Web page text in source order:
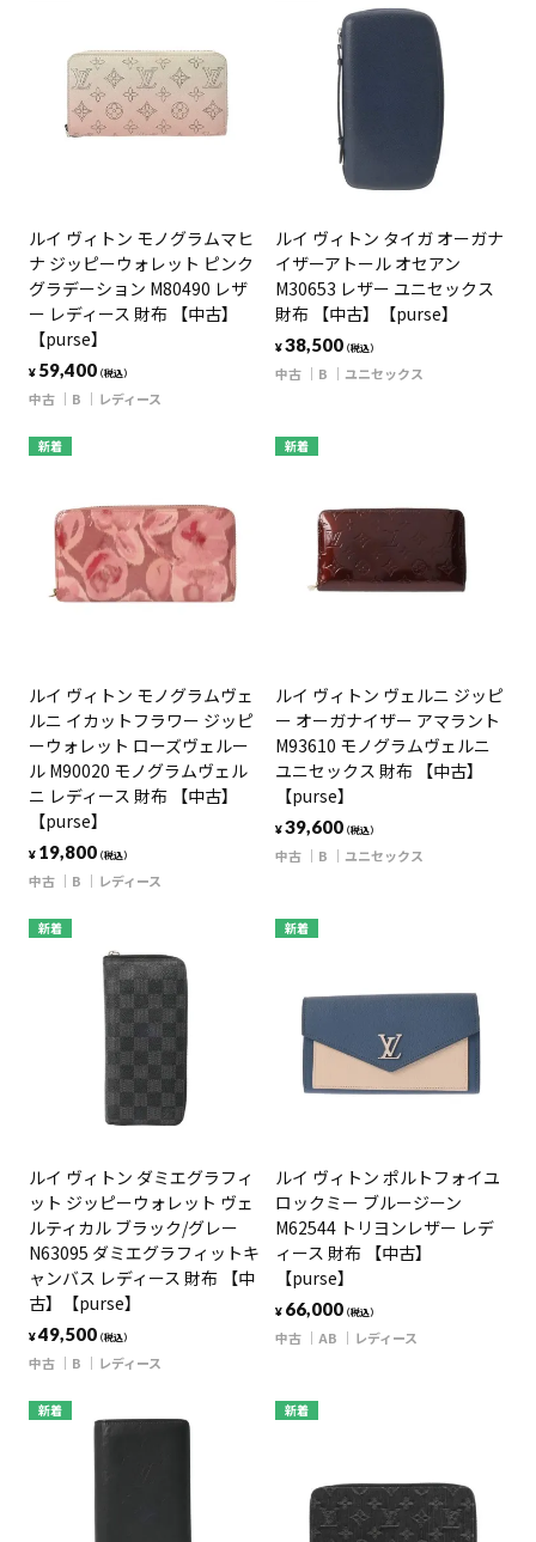
ルイ ヴィトン モノグラムマヒ
ナ ジッピーウォレット ピンク
グラデーション M80490 レザ
ー レディース 財布 【中古】
【purse】
¥ 59,400（税込）
中古 B レディース
ルイ ヴィトン タイガ オーガナ
イザーアトール オセアン
M30653 レザー ユニセックス
財布 【中古】【purse】
¥38,500（税込）
中古 B ユニセックス
新着
ルイ ヴィトン モノグラムヴェ
ルニ イカットフラワー ジッピ
ーウォレット ローズヴェルー
ル M90020 モノグラムヴェル
ニ レディース 財布 【中古】
【purse】
¥ 19,800（税込）
中古 B レディース
新着
ルイ ヴィトン ヴェルニ ジッピ
ー オーガナイザー アマラント
M93610 モノグラムヴェルニ
ユニセックス 財布 【中古】
【purse】
¥39,600（税込）
中古 B ユニセックス
新着
ルイ ヴィトン ダミエグラフィ
ット ジッピーウォレット ヴェ
ルティカル ブラック/グレー
N63095 ダミエグラフィットキ
ャンバス レディース 財布 【中
古】【purse】
¥49,500（税込）
中古 B レディース
新着
ルイ ヴィトン ポルトフォイユ
ロックミー ブルージーン
M62544 トリヨンレザー レデ
ィース 財布 【中古】
【purse】
¥ 66,000（税込）
中古 AB レディース
新着 新着